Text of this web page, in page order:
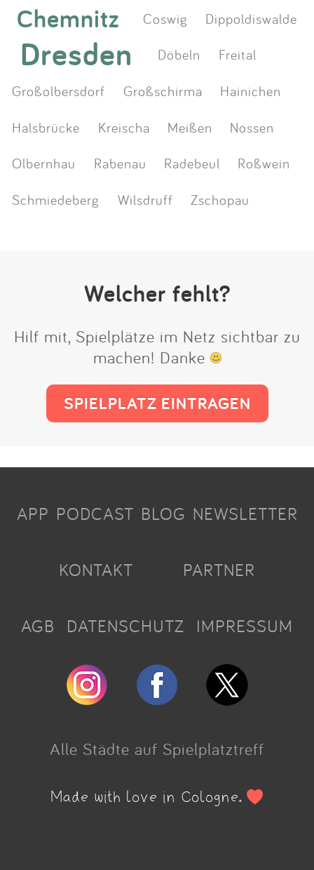
Chemnitz Coswig Dippoldiswalde
Dresden Döbeln
Freital
Großolbersdorf
Großschirma
Hainichen
Halsbrücke
Kreischa Meißen
Nossen
Olbernhau
Rabenau Radebeul
Roßwein
Schmiedeberg
Wilsdruff Zschopau
Welcher fehlt?
Hilf mit, Spielplätze im Netz sichtbar zu
machen! Danke
SPIELPLATZ EINTRAGEN
APP PODCAST BLOG NEWSLETTER
KONTAKT PARTNER
AGB DATENSCHUTZ IMPRESSUM
Alle Städte auf Spielplatztreff
Made with love in Cologne.